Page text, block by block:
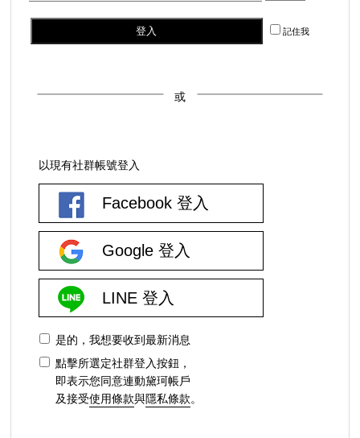
登入 記住我
或
以現有社群帳號登入
Facebook 登入
Google 登入
LINE 登入
是的，我想要收到最新消息
點擊所選定社群登入按鈕，
即表示您同意連動黛珂帳戶
及接受使用條款與隱私條款。